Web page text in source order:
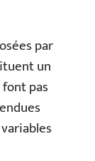
par
un
pas